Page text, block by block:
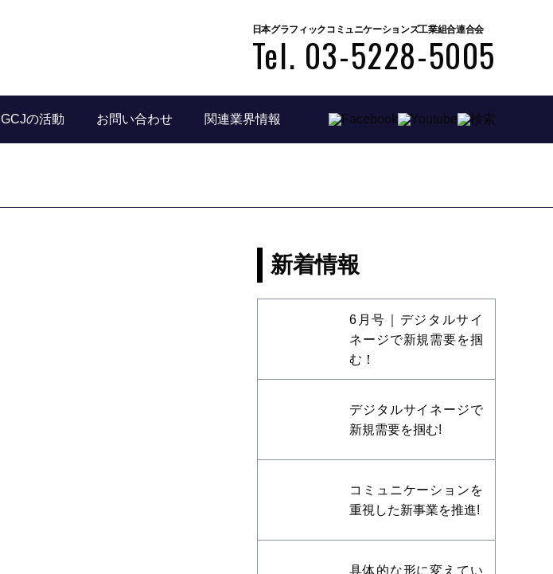
日本グラフィックコミュニケーションズ工業組合連合会
Tel. 03-5228-5005
GCJの活動 お問い合わせ 関連業界情報
新着情報
6月号｜デジタルサイ
ネージで新規需要を掴
む！
デジタルサイネージで
新規需要を掴む!
コミュニケーションを
重視した新事業を推進!
具体的な形に変えてい